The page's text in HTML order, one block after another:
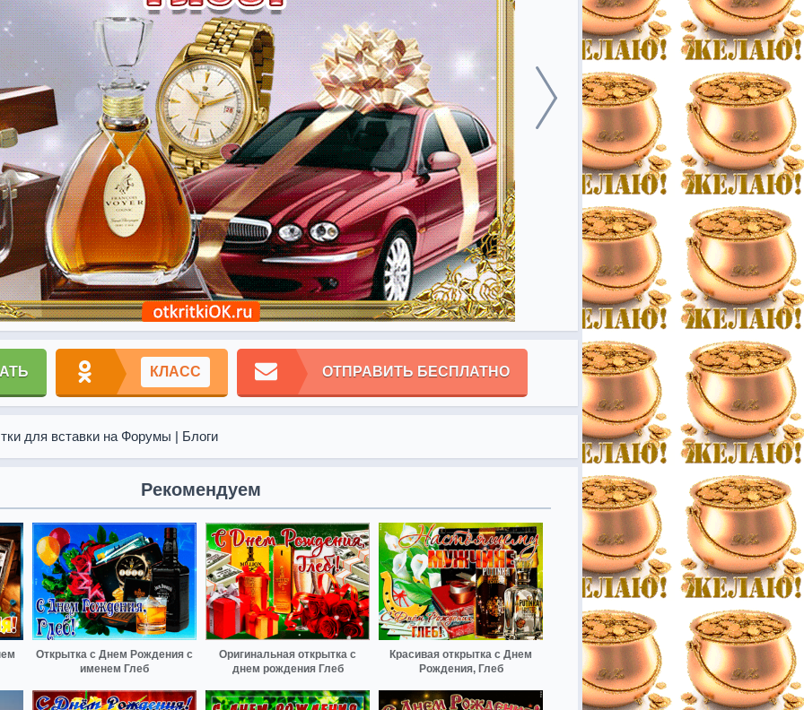
КЛАСС ОТПРАВИТЬ БЕСПЛАТНО
для вставки на Форумы | Блоги
Рекомендуем
Открытка с Днем Рождения с
именем Глеб
Оригинальная открытка с
днем рождения Глеб
Красивая открытка с Днем
Рождения, Глеб